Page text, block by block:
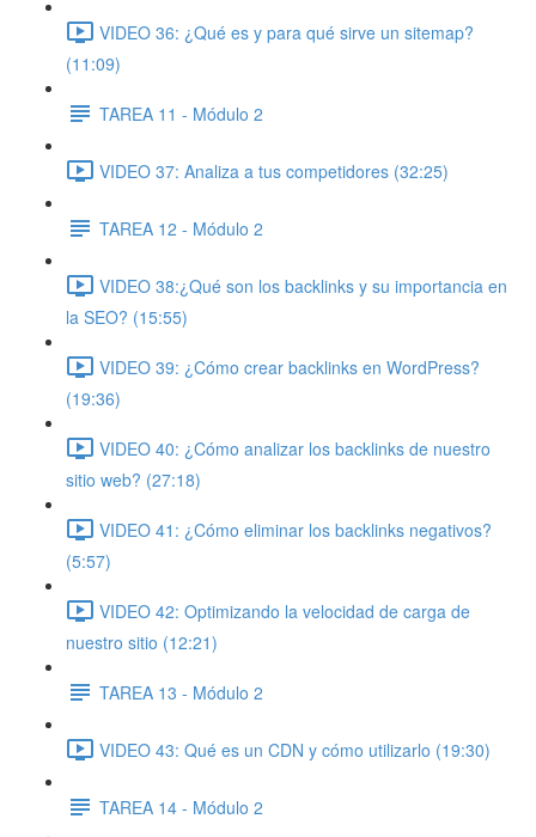
VIDEO 36: ¿Qué es y para qué sirve un sitemap?
(11:09)
TAREA 11 - Módulo 2
VIDEO 37: Analiza a tus competidores (32:25)
TAREA 12 - Módulo 2
VIDEO 38:¿Qué son los backlinks y su importancia en
la SEO? (15:55)
VIDEO 39: ¿Cómo crear backlinks en WordPress?
(19:36)
VIDEO 40: ¿Cómo analizar los backlinks de nuestro
sitio web? (27:18)
VIDEO 41: ¿Cómo eliminar los backlinks negativos?
(5:57)
VIDEO 42: Optimizando la velocidad de carga de
nuestro sitio (12:21)
TAREA 13 - Módulo 2
VIDEO 43: Qué es un CDN y cómo utilizarlo (19:30)
TAREA 14 - Módulo 2